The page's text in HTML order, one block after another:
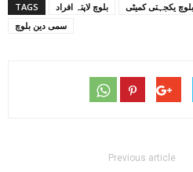
TAGS بلوچ لاپتہ افراد بلوچ یکجہتی کمیٹی
سمی دین بلوچ
Previous article